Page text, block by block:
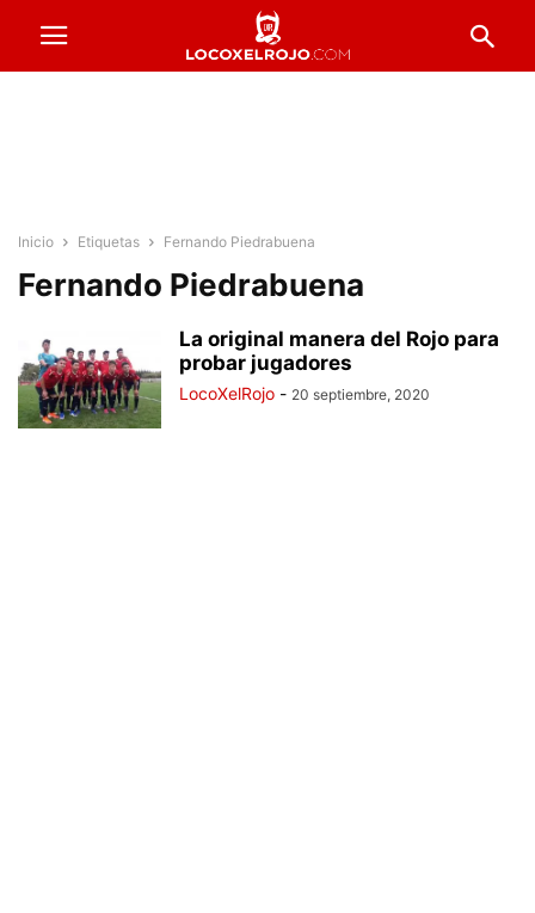
Inicio Etiquetas Fernando Piedrabuena
Fernando Piedrabuena
La original manera del Rojo para
probar jugadores
LocoXelRojo - 20 septiembre, 2020